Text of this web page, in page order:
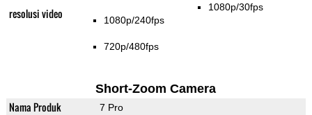
resolusi video 1080p/240fps
720p/480fps
1080p/30fps
Short-Zoom Camera
Nama Produk 7 Pro